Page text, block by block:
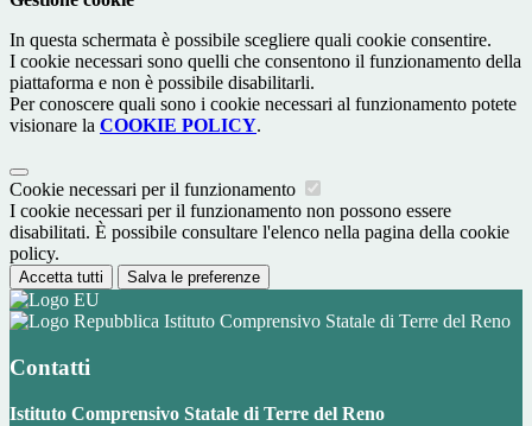
In questa schermata è possibile scegliere quali cookie consentire.
I cookie necessari sono quelli che consentono il funzionamento della
piattaforma e non è possibile disabilitarli.
Per conoscere quali sono i cookie necessari al funzionamento potete
visionare la COOKIE POLICY.
Cookie necessari per il funzionamento
I cookie necessari per il funzionamento non possono essere
disabilitati. È possibile consultare l'elenco nella pagina della cookie
policy.
Accetta tutti Salva le preferenze
Istituto Comprensivo Statale di Terre del Reno
Contatti
Istituto Comprensivo Statale di Terre del Reno